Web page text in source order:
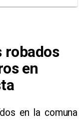
robados
en
en la comuna